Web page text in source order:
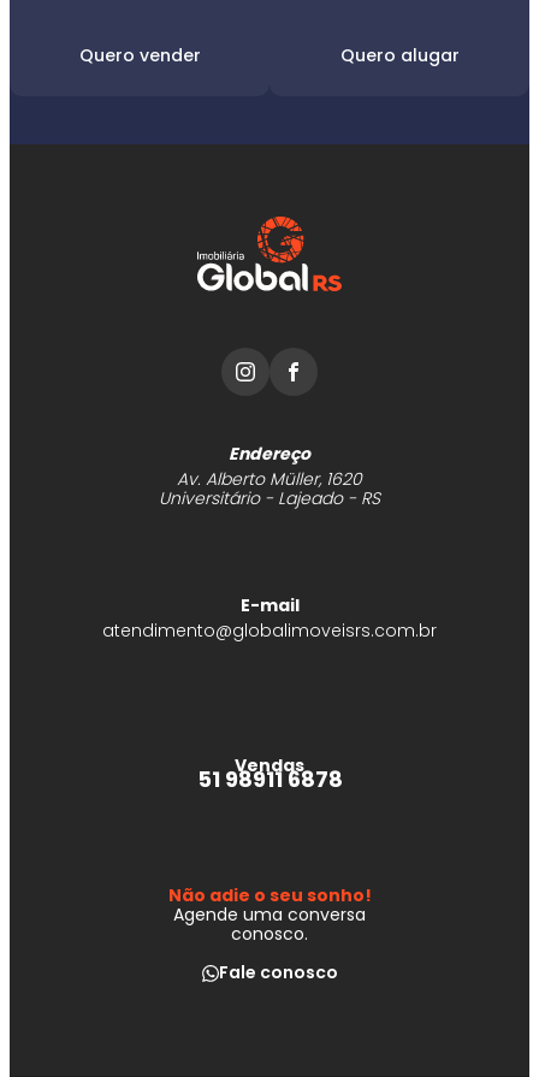
Quero vender Quero alugar
Endereço
Av. Alberto Müller, 1620
Universitário - Lajeado - RS
E-mail
atendimento@globalimoveisrs.com.br
Vendas
51 98911 6878
Não adie o seu sonho!
Agende uma conversa
conosco.
Fale conosco